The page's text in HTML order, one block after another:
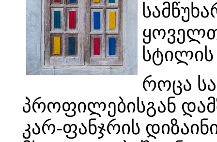
სტილის
როცა
პროფილებისგან
კარ-ფანჯრის